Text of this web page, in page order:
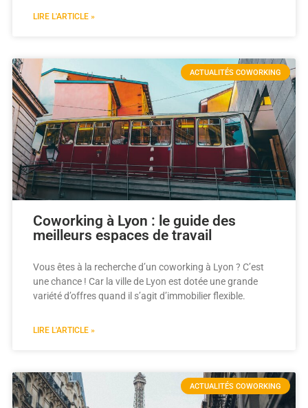
LIRE L'ARTICLE »
ACTUALITÉS COWORKING
Coworking à Lyon : le guide des
meilleurs espaces de travail
Vous êtes à la recherche d’un coworking à Lyon ? C’est
une chance ! Car la ville de Lyon est dotée une grande
variété d’offres quand il s’agit d’immobilier flexible.
LIRE L'ARTICLE »
ACTUALITÉS COWORKING